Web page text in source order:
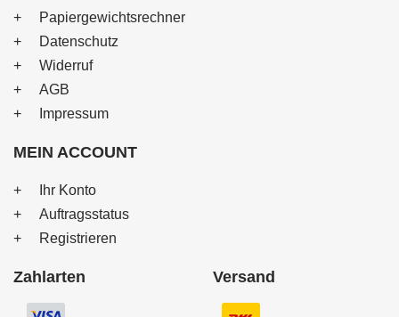
Papiergewichtsrechner
Datenschutz
Widerruf
AGB
Impressum
MEIN ACCOUNT
Ihr Konto
Auftragsstatus
Registrieren
Zahlarten Versand